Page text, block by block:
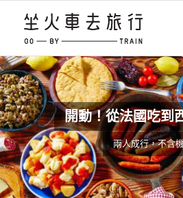
開動！從法國吃到
兩人成行，不含